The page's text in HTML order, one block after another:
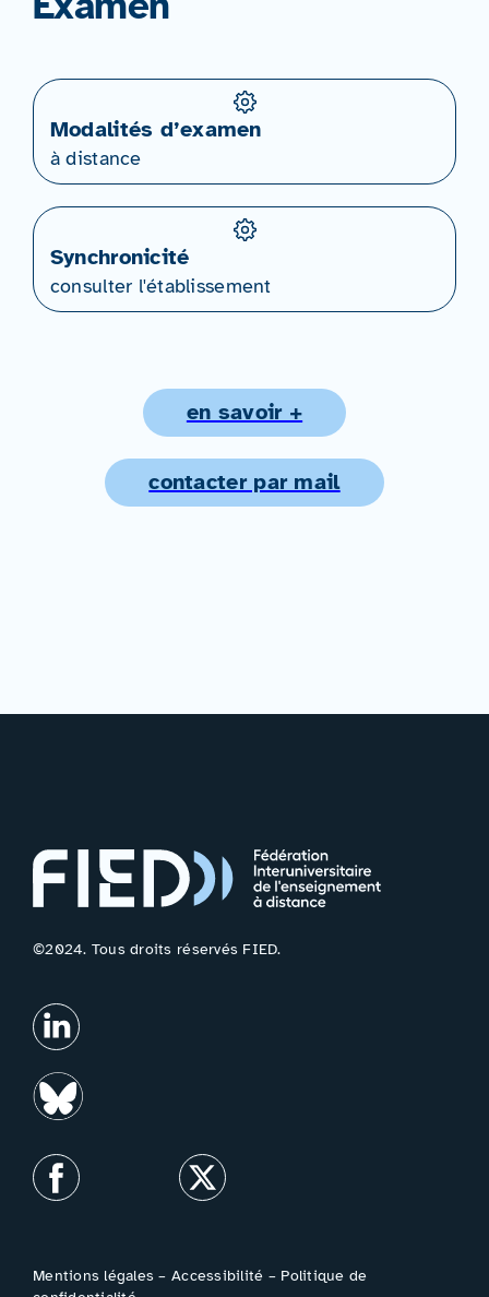
Modalités d’examen
à distance
Synchronicité
consulter l'établissement
en savoir +
contacter par mail
©2024. Tous droits réservés FIED.
Mentions légales –Accessibilité – Politique de